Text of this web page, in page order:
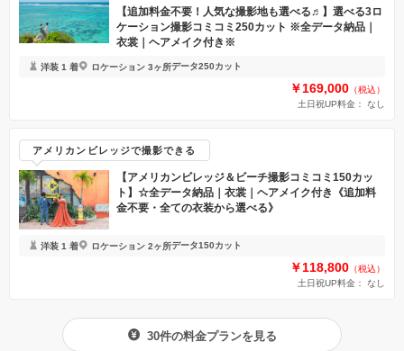
【追加料金不要！人気な撮影地も選べる♬】選べる3ロ
ケーション撮影コミコミ250カット ※全データ納品｜
衣裳｜ヘアメイク付き※
洋装 1 着 ロケーション 3ヶ所データ250カット
￥169,000 （税込）
土日祝UP料金： なし
アメリカンビレッジで撮影できる
【アメリカンビレッジ＆ビーチ撮影コミコミ150カッ
ト】☆全データ納品｜衣裳｜ヘアメイク付き《追加料
金不要・全ての衣装から選べる》
洋装 1 着 ロケーション 2ヶ所データ150カット
￥118,800 （税込）
土日祝UP料金： なし
30件の料金プランを見る